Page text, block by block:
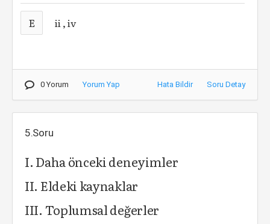
E ii , iv
0 Yorum Yorum Yap Hata Bildir Soru Detay
5.Soru
I. Daha önceki deneyimler
II. Eldeki kaynaklar
III. Toplumsal değerler